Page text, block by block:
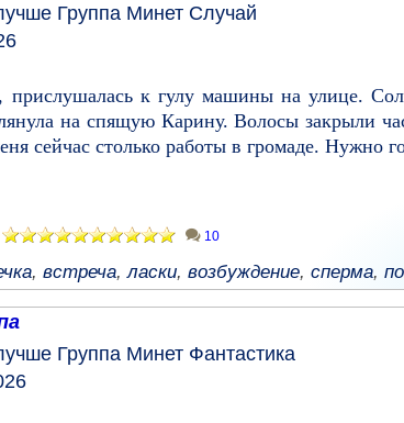
Группа Минет Случай
прислушалась к гулу машины на улице.
на спящую Карину. Волосы закрыли
сейчас столько работы в громаде. Нужно
10
, встреча,ласки, возбуждение, сперма,
Группа Минет Фантастика